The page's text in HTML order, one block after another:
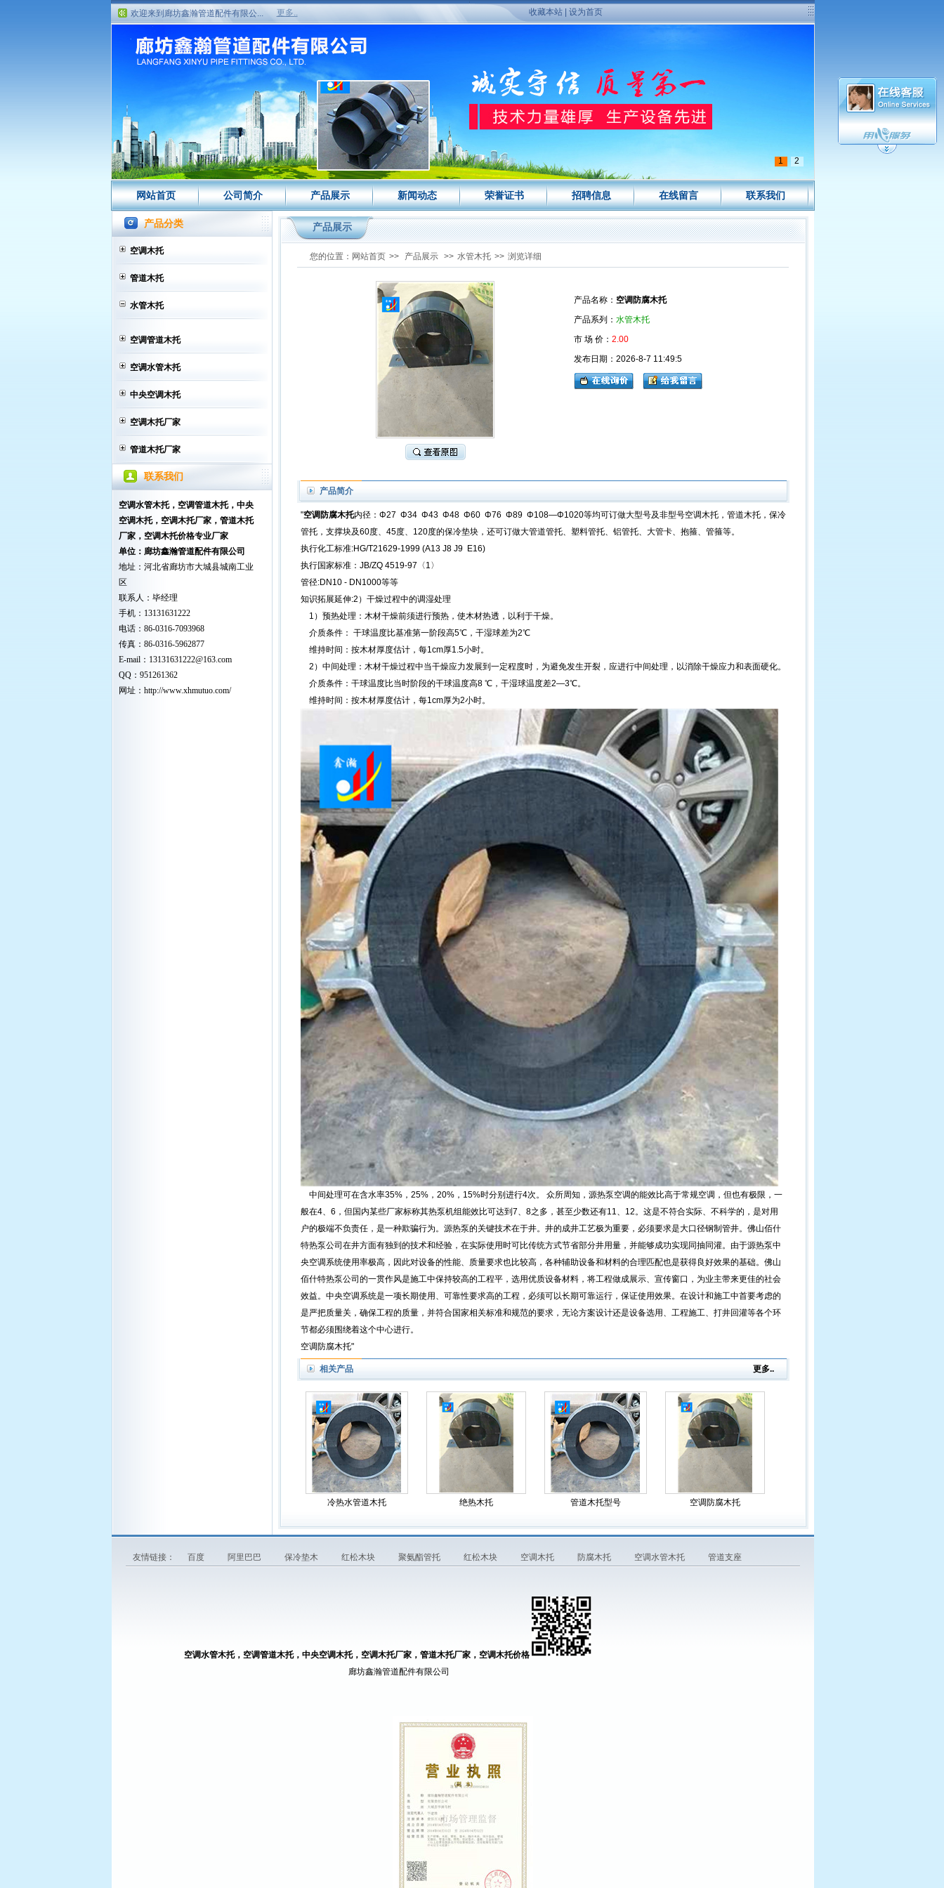
欢迎来到廊坊鑫瀚管道配件有限公...
更多.. 收藏本站| 设为首页
1 2
网站首页 公司简介 产品展示 新闻动态 荣誉证书 招聘信息 在线留言 联系我们
产品分类
空调木托
管道木托
水管木托
空调管道木托
空调水管木托
中央空调木托
空调木托厂家
管道木托厂家
联系我们
空调水管木托，空调管道木托，中央
空调木托，空调木托厂家，管道木托
厂家，空调木托价格专业厂家
单位：廊坊鑫瀚管道配件有限公司
地址：河北省廊坊市大城县城南工业
区
联系人：毕经理
手机：13131631222
电话：86-0316-7093968
传真：86-0316-5962877
E-mail： 13131631222@163.com
QQ：951261362
网址： http://www.xhmutuo.com/
产品展示
您的位置： 网站首页 >> 产品展示 >> 水管木托 >> 浏览详细
产品名称： 空调防腐木托
产品系列： 水管木托
市 场 价： 2.00
发布日期：2026-8-7 11:49:5
产品简介
"空调防腐木托内径：Φ27 Φ34 Φ43 Φ48 Φ60 Φ76 Φ89 Φ108—Φ1020等均可订做大型号及非型号空调木托，管道木托，保冷
管托，支撑块及60度、45度、120度的保冷垫块，还可订做大管道管托、塑料管托、铝管托、大管卡、抱箍、管箍等。
执行化工标准:HG/T21629-1999 (A13 J8 J9 E16)
执行国家标准：JB/ZQ 4519-97〈1〉
管径:DN10 - DN1000等等
知识拓展延伸:2）干燥过程中的调湿处理
1）预热处理：木材干燥前须进行预热，使木材热透，以利于干燥。
介质条件： 干球温度比基准第一阶段高5℃，干湿球差为2℃
维持时间：按木材厚度估计，每1cm厚1.5小时。
2）中间处理：木材干燥过程中当干燥应力发展到一定程度时，为避免发生开裂，应进行中间处理，以消除干燥应力和表面硬化。
介质条件：干球温度比当时阶段的干球温度高8 ℃，干湿球温度差2—3℃。
维持时间：按木材厚度估计，每1cm厚为2小时。
中间处理可在含水率35%，25%，20%，15%时分别进行4次。 众所周知，源热泵空调的能效比高于常规空调，但也有极限，一
般在4、6，但国内某些厂家标称其热泵机组能效比可达到7、8之多，甚至少数还有11、12。这是不符合实际、不科学的，是对用
户的极端不负责任，是一种欺骗行为。源热泵的关键技术在于井。井的成井工艺极为重要，必须要求是大口径钢制管井。佛山佰什
特热泵公司在井方面有独到的技术和经验，在实际使用时可比传统方式节省部分井用量，并能够成功实现同抽同灌。由于源热泵中
央空调系统使用率极高，因此对设备的性能、质量要求也比较高，各种辅助设备和材料的合理匹配也是获得良好效果的基础。佛山
佰什特热泵公司的一贯作风是施工中保持较高的工程平，选用优质设备材料，将工程做成展示、宣传窗口，为业主带来更佳的社会
效益。中央空调系统是一项长期使用、可靠性要求高的工程，必须可以长期可靠运行，保证使用效果。在设计和施工中首要考虑的
是严把质量关，确保工程的质量，并符合国家相关标准和规范的要求，无论方案设计还是设备选用、工程施工、打井回灌等各个环
节都必须围绕着这个中心进行。
空调防腐木托"
相关产品 更多..
冷热水管道木托 绝热木托 管道木托型号 空调防腐木托
友情链接： 百度 阿里巴巴 保冷垫木 红松木块 聚氨酯管托 红松木块 空调木托 防腐木托 空调水管木托 管道支座
空调水管木托，空调管道木托，中央空调木托，空调木托厂家，管道木托厂家，空调木托价格
廊坊鑫瀚管道配件有限公司